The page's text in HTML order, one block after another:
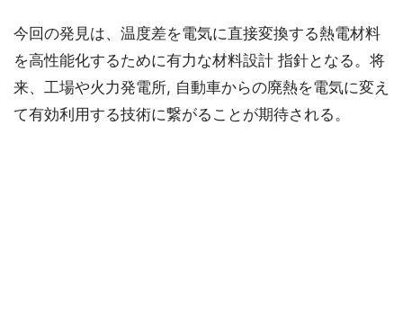
今回の発見は、温度差を電気に直接変換する熱電材料
を高性能化するために有力な材料設計 指針となる。将
来、工場や火力発電所, 自動車からの廃熱を電気に変え
て有効利用する技術に繋がることが期待される。